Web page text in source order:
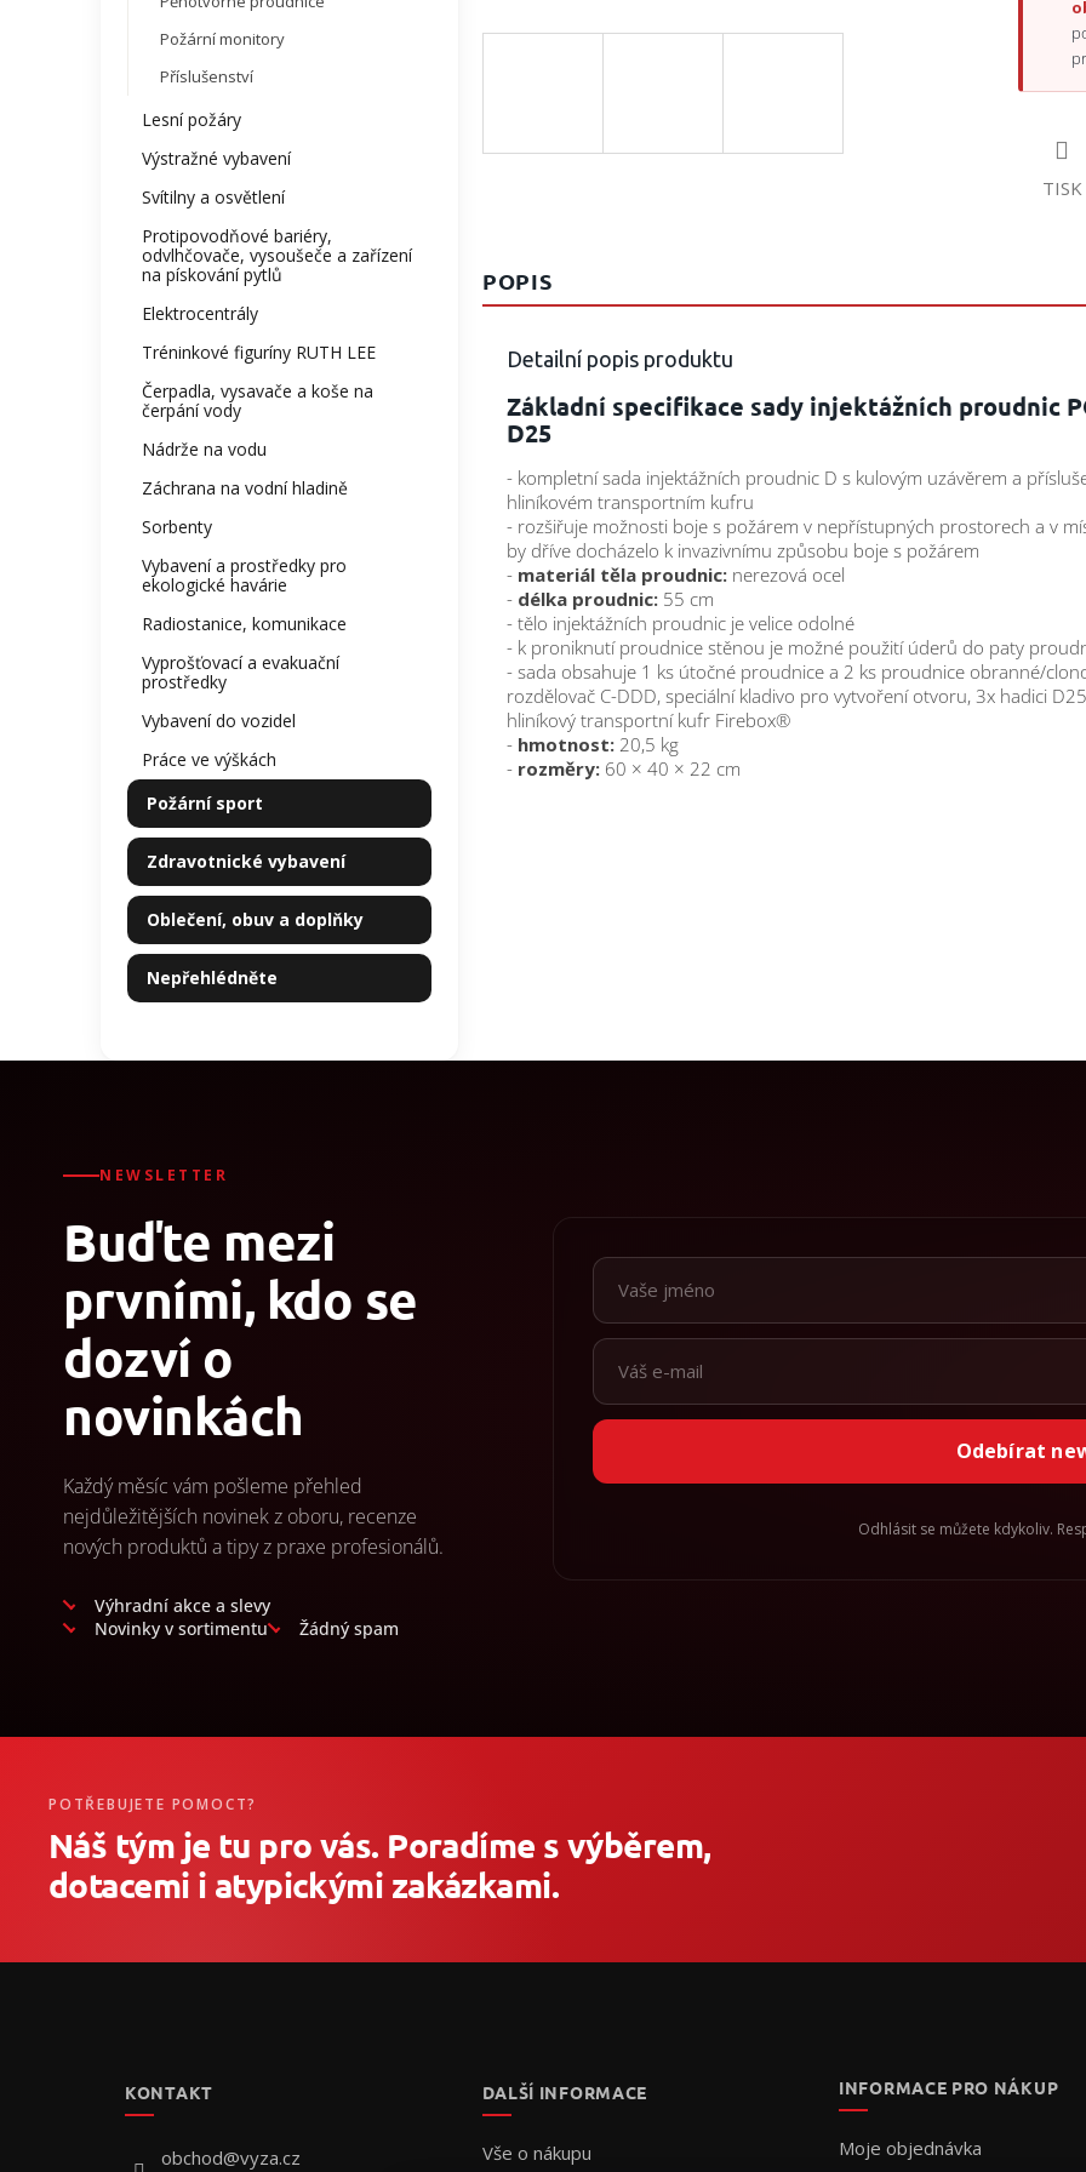
Požární monitory
Příslušenství
Lesní požáry
Výstražné vybavení
Svítilny a osvětlení
Protipovodňové bariéry,
odvlhčovače, vysoušeče a zařízení
na pískování pytlů
Elektrocentrály
Tréninkové figuríny RUTH LEE
Čerpadla, vysavače a koše na
čerpání vody
Nádrže na vodu
Záchrana na vodní hladině
Sorbenty
Vybavení a prostředky pro
ekologické havárie
Radiostanice, komunikace
Vyprošťovací a evakuační
prostředky
Vybavení do vozidel
Práce ve výškách
Požární sport
Zdravotnické vybavení
Oblečení, obuv a doplňky
Nepřehlédněte
TISK
POPIS
Detailní popis produktu
Základní specifikace sady injektážních proudnic
D25
- kompletní sada injektážních proudnic D s kulovým uzávěrem a
hliníkovém transportním kufru
- rozšiřuje možnosti boje s požárem v nepřístupných prostorech a v
by dříve docházelo k invazivnímu způsobu boje s požárem
- materiál těla proudnic: nerezová ocel
- délka proudnic: 55 cm
- tělo injektážních proudnic je velice odolné
- k proniknutí proudnice stěnou je možné použití úderů do paty
- sada obsahuje 1 ks útočné proudnice a 2 ks proudnice obranné/
rozdělovač C-DDD, speciální kladivo pro vytvoření otvoru, 3x hadici
hliníkový transportní kufr Firebox®
- hmotnost: 20,5 kg
- rozměry: 60 × 40 × 22 cm
NEWSLETTER
Buďte mezi
prvními, kdo se
dozví o
novinkách
Každý měsíc vám pošleme přehled
nejdůležitějších novinek z oboru, recenze
nových produktů a tipy z praxe profesionálů.
Výhradní akce a slevy
Novinky v sortimentu
Žádný spam
Odebírat
Odhlásit se můžete kdykoliv.
POTŘEBUJETE POMOCT?
Náš tým je tu pro vás. Poradíme s výběrem,
dotacemi i atypickými zakázkami.
KONTAKT
obchod@vyza.cz
DALŠÍ INFORMACE
Vše o nákupu
INFORMACE PRO NÁKUP
Moje objednávka